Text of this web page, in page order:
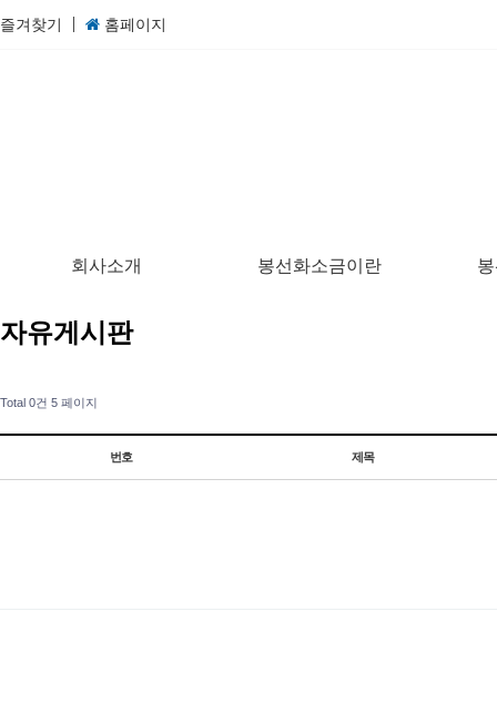
즐겨찾기 홈페이지
회사소개 봉선화소금이란
자유게시판
Total 0건 5 페이지
번호 제목